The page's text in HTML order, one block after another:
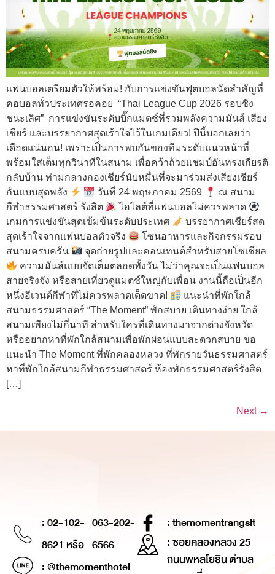
แฟนบอลเตรียมตัวให้พร้อม! กับการแข่งขันฟุตบอลนัดสำคัญที่
คอบอลทั่วประเทศรอคอย “Thai League Cup 2026 รอบชิง
ชนะเลิศ” การแข่งขันระดับบิ๊กแมตช์ที่รวมพลังความมันส์ เสียง
เชียร์ และบรรยากาศสุดเร้าใจไว้ในเกมเดียว! ปีนี้บอกเลยว่า
เดือดแน่นอน! เพราะเป็นการพบกันของทีมระดับแนวหน้าที่
พร้อมใส่เต็มทุกวินาทีในสนาม เพื่อคว้าถ้วยแชมป์อันทรงเกียรติ
กลับบ้าน ท่ามกลางกองเชียร์นับหมื่นที่จะมาร่วมส่งเสียงเชียร์
กันแบบสุดพลัง
วันที่ 24 พฤษภาคม 2569
ณ สนาม
กีฬาธรรมศาสตร์ รังสิต
ไฮไลต์ที่แฟนบอลไม่ควรพลาด
เกมการแข่งขันสุดเข้มข้นระดับประเทศ
บรรยากาศเชียร์สด
สุดเร้าใจจากแฟนบอลตัวจริง
โซนอาหารและกิจกรรมรอบ
สนามครบครัน
จุดถ่ายรูปและคอนเทนต์สำหรับสายโซเชียล
ความมันส์แบบจัดเต็มตลอดทั้งวัน ไม่ว่าคุณจะเป็นแฟนบอล
สายจริงจัง หรือสายเที่ยวดูแมตช์ใหญ่กับเพื่อน งานนี้ถือเป็นอีก
หนึ่งอีเวนต์กีฬาที่ไม่ควรพลาดเด็ดขาด!
แนะนำที่พักใกล้
สนามธรรมศาสตร์ “The Moment” พักสบาย เดินทางง่าย ใกล้
สนามเพียงไม่กี่นาที สำหรับใครที่เดินทางมาจากต่างจังหวัด
หรืออยากหาที่พักใกล้สนามเพื่อพักผ่อนแบบสะดวกสบาย ขอ
แนะนำ The Moment ที่พักคลองหลวง ที่พักรายวันธรรมศาสตร์
หาที่พักใกล้สนามกีฬาธรรมศาสตร์ ห้องพักธรรมศาสตร์รังสิต
[…]
Next →
: 02-102-
8621 หรือ
063-202-
6566
: @themomenthotel
: themomentrangsit
: ซอยคลองหลวง 25
ถนนพหลโยธิน ตำบล